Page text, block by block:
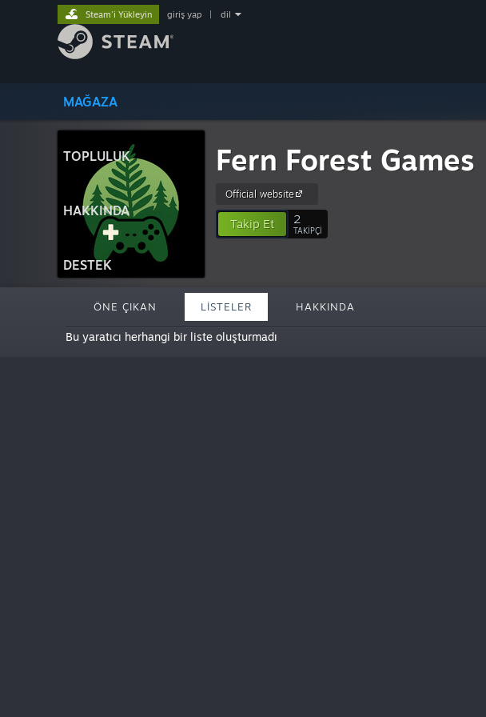
MAĞAZA
TOPLULUK
HAKKINDA
DESTEK
Steam'i Yükleyin giriş yap dil
Fern Forest Games
Official website
Takip Et 2
TAKIPÇI
ÖNE ÇIKAN LISTELER HAKKINDA
Bu yaratıcı herhangi bir liste oluşturmadı